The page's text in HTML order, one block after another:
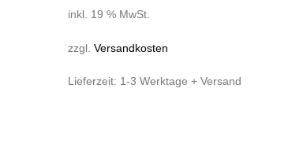
inkl. 19 % MwSt.
zzgl. Versandkosten
Lieferzeit: 1-3 Werktage + Versand